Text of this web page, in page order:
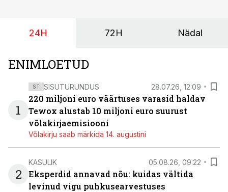
24H 72H Nädal
ENIMLOETUD
1
ST SISUTURUNDUS 28.07.26, 12:09
220 miljoni euro väärtuses varasid haldav
Tewox alustab 10 miljoni euro suurust
võlakirjaemisiooni
Võlakirju saab märkida 14. augustini
2
KASULIK 05.08.26, 09:22
Eksperdid annavad nõu: kuidas vältida
levinud vigu puhkusearvestuses